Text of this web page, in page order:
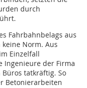
durch
Fahrbahnbelags aus
Norm. Aus
Einzelfall
der Firma
tatkräftig. So
Betonierarbeiten